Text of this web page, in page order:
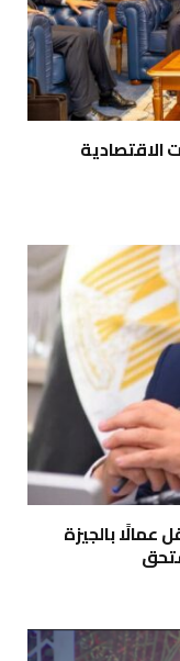
الاقتصادية
عمالًا بالجيزة